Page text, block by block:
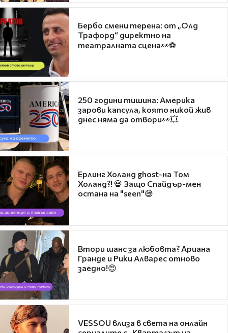
Бербо смени терена: от „Олд
Трафорд“ директно на
театралната сцена👀⚽
250 години тишина: Америка
зарови капсула, която никой жив
днес няма да отвори👀💥
Ерлинг Холанд ghost-на Том
Холанд?! 💀 Защо Спайдър-мен
остана на "seen"😅
Втори шанс за любовта? Ариана
Гранде и Рики Алварес отново
заедно!😍
VESSOU влиза в света на онлайн